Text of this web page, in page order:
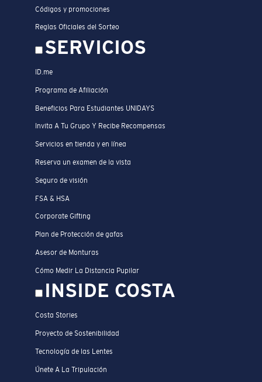
Códigos y promociones
Reglas Oficiales del Sorteo
SERVICIOS
ID.me
Programa de Afiliación
Beneficios Para Estudiantes UNIDAYS
Invita A Tu Grupo Y Recibe Recompensas
Servicios en tienda y en línea
Reserva un examen de la vista
Seguro de visión
FSA & HSA
Corporate Gifting
Plan de Protección de gafas
Asesor de Monturas
Cómo Medir La Distancia Pupilar
INSIDE COSTA
Costa Stories
Proyecto de Sostenibilidad
Tecnología de las Lentes
Únete A La Tripulación